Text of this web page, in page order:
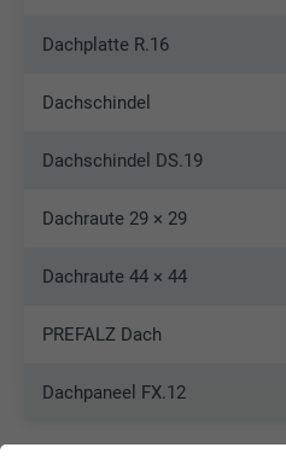
Dachplatte R.16
Dachschindel
Dachschindel DS.19
Dachraute 29 × 29
Dachraute 44 × 44
PREFALZ Dach
Dachpaneel FX.12